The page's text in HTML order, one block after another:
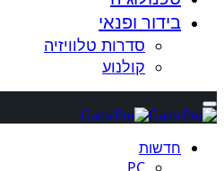
בידור ופנאי
סדרות טלוויזיה
קולנוע
חדשות